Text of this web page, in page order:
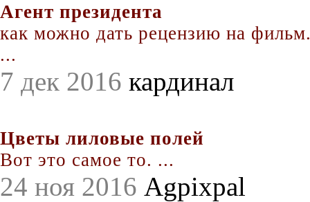
Агент президента
как можно дать рецензию на
...
7 дек 2016 кардинал
Цветы лиловые полей
Вот это самое то. ...
24 ноя 2016 Agpixpal